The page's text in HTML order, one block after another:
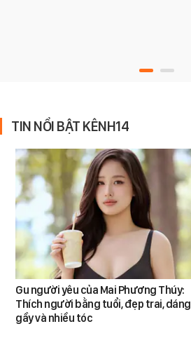
TIN NỔI BẬT KÊNH14
Gu người yêu của Mai Phương Thúy:
Thích người bằng tuổi, đẹp trai, dáng
gầy và nhiều tóc